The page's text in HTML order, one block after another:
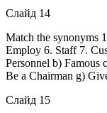
Слайд 14
Match the synonyms
Employ 6. Staff 7.
Personnel b) Famous
Be a Chairman g)
Слайд 15